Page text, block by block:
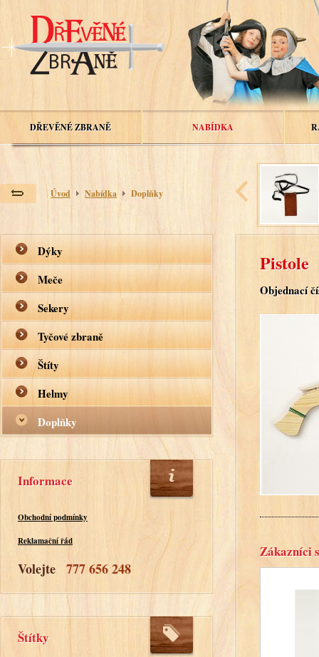
DŘEVĚNÉ ZBRANĚ NABÍDKA
Úvod Nabídka Doplňky
Dýky
Meče
Sekery
Tyčové zbraně
Štíty
Helmy
Doplňky
Informace
Obchodní podmínky
Reklamační řád
Volejte 777 656 248
Štítky
Pistole
Objednací
Zákazníci